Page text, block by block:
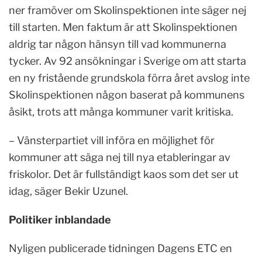
ner framöver om Skolinspektionen inte säger nej
till starten. Men faktum är att Skolinspektionen
aldrig tar någon hänsyn till vad kommunerna
tycker. Av 92 ansökningar i Sverige om att starta
en ny fristående grundskola förra året avslog inte
Skolinspektionen någon baserat på kommunens
åsikt, trots att många kommuner varit kritiska.
– Vänsterpartiet vill införa en möjlighet för
kommuner att säga nej till nya etableringar av
friskolor. Det är fullständigt kaos som det ser ut
idag, säger Bekir Uzunel.
Politiker inblandade
Nyligen publicerade tidningen Dagens ETC en